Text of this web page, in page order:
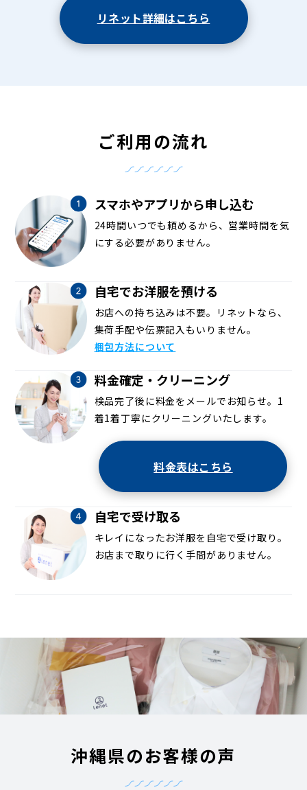
リネット詳細はこちら
ご利用の流れ
スマホやアプリから申し込む
24時間いつでも頼めるから、営業時間を気
にする必要がありません。
自宅でお洋服を預ける
お店への持ち込みは不要。リネットなら、
集荷手配や伝票記入もいりません。
梱包方法について
料金確定・クリーニング
検品完了後に料金をメールでお知らせ。1
着1着丁寧にクリーニングいたします。
料金表はこちら
自宅で受け取る
キレイになったお洋服を自宅で受け取り。
お店まで取りに行く手間がありません。
沖縄県のお客様の声